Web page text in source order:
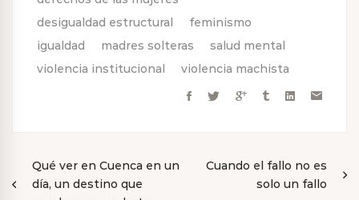
desigualdad estructural
feminismo
igualdad
madres solteras
salud mental
violencia institucional
violencia machista
Navegación
de
Qué ver en Cuenca en un
día, un destino que
Cuando el fallo no es
solo un fallo